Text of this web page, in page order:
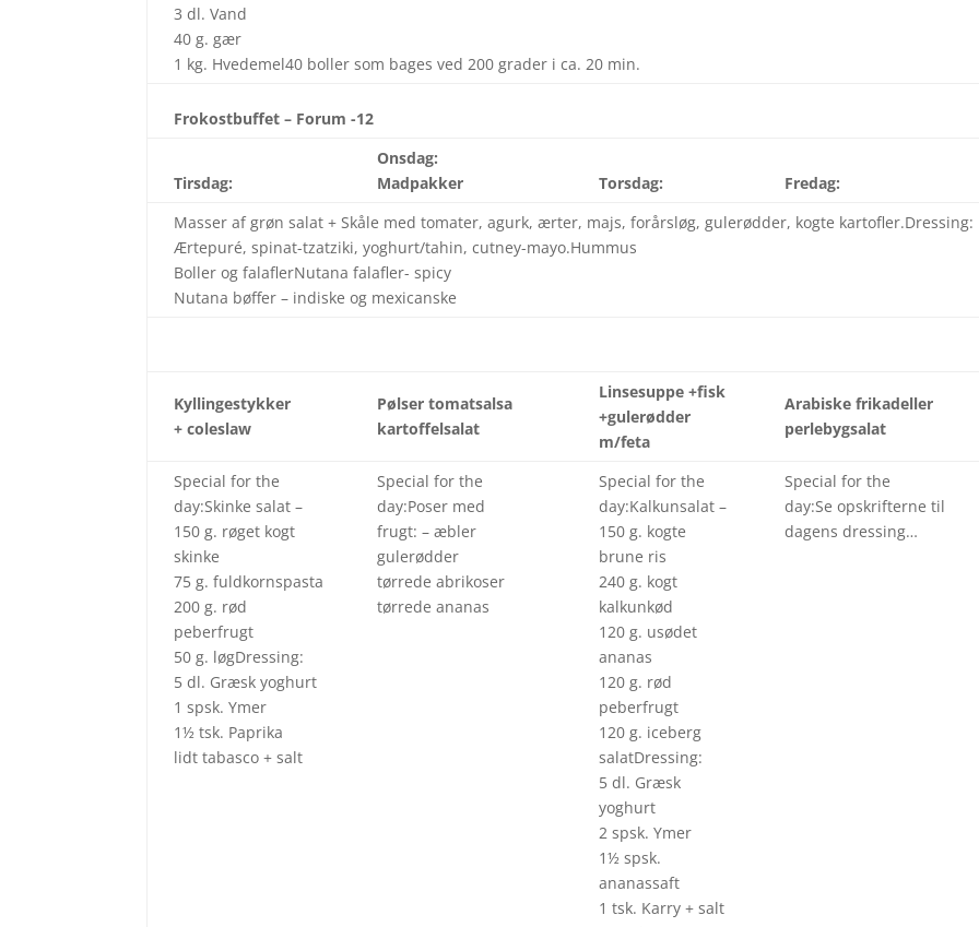
3 dl. Vand
40 g. gær
1 kg. Hvedemel40 boller som bages ved 200 grader i ca. 20 min.
Frokostbuffet – Forum -12
Tirsdag:
Onsdag:
Madpakker
Torsdag:
Fredag:
Masser af grøn salat + Skåle med tomater, agurk, ærter, majs, forårsløg, gulerødder, kogte kartofler.Dressing:
Ærtepuré, spinat-tzatziki, yoghurt/tahin, cutney-mayo.Hummus
Boller og falaflerNutana falafler- spicy
Nutana bøffer – indiske og mexicanske
Kyllingestykker
+ coleslaw
Pølser tomatsalsa
kartoffelsalat
Linsesuppe +fisk
+gulerødder
m/feta
Arabiske frikadeller
perlebygsalat
Special for the
day:Skinke salat –
150 g. røget kogt
skinke
75 g. fuldkornspasta
200 g. rød
peberfrugt
50 g. løgDressing:
5 dl. Græsk yoghurt
1 spsk. Ymer
1½ tsk. Paprika
lidt tabasco + salt
Special for the
day:Poser med
frugt: – æbler
gulerødder
tørrede abrikoser
tørrede ananas
Special for the
day:Kalkunsalat –
150 g. kogte
brune ris
240 g. kogt
kalkunkød
120 g. usødet
ananas
120 g. rød
peberfrugt
120 g. iceberg
salatDressing:
5 dl. Græsk
yoghurt
2 spsk. Ymer
1½ spsk.
ananassaft
1 tsk. Karry + salt
Special for the
day:Se opskrifterne til
dagens dressing…